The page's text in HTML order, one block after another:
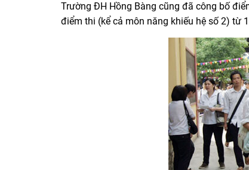
Trường ĐH Hồng Bàng cũng đã công bố
điểm thi (kể cả môn năng khiếu hệ số 2) từ